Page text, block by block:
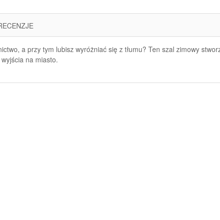
a przy tym lubisz wyróżniać się z tłumu? Ten szal zimowy
na miasto.